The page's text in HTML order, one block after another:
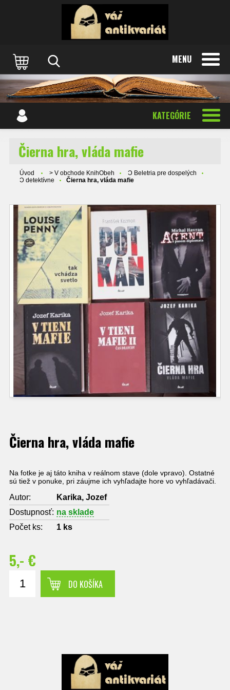
MENU
KATEGÓRIE
Čierna hra, vláda mafie
Úvod > V obchode KnihObeh
Ɔ Beletria pre dospelých
Ɔ detektívne
Čierna hra, vláda mafie
Čierna hra, vláda mafie
Na fotke je aj táto kniha v reálnom stave (dole vpravo). Ostatné
sú tiež v ponuke, pri záujme ich vyhľadajte hore vo vyhľadávači.
Autor:
Karika, Jozef
Dostupnosť: na sklade
Počet ks:
1 ks
5,- €
DO KOŠÍKA